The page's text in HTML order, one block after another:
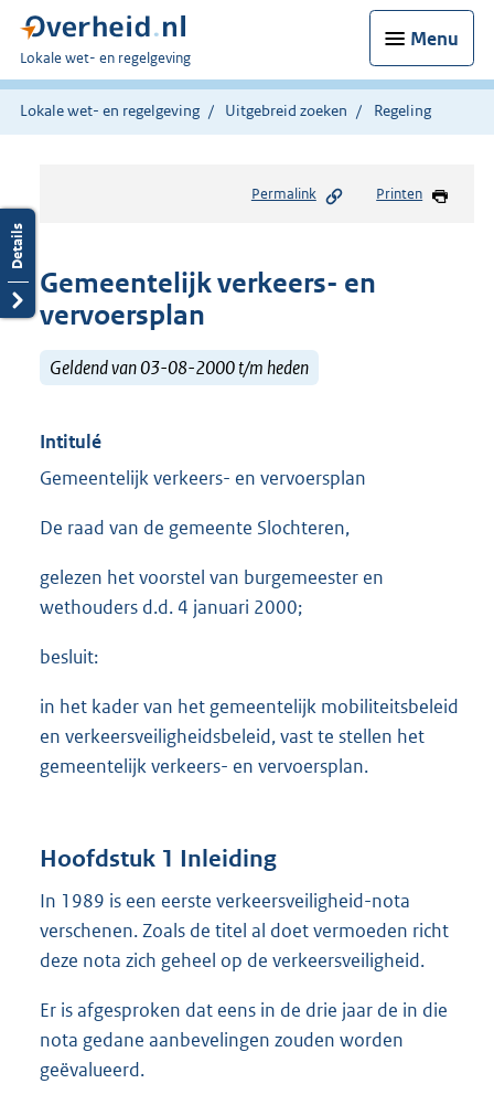
Menu
U
bent
hier:
Lokale wet- en regelgeving
Lokale wet- en regelgeving Uitgebreid zoeken Regeling
Permalink Printen
Gemeentelijk verkeers- en
vervoersplan
Geldend van 03-08-2000 t/m heden
Intitulé
Gemeentelijk verkeers- en vervoersplan
De raad van de gemeente Slochteren,
gelezen het voorstel van burgemeester en
wethouders d.d. 4 januari 2000;
besluit:
in het kader van het gemeentelijk mobiliteitsbeleid
en verkeersveiligheidsbeleid, vast te stellen het
gemeentelijk verkeers- en vervoersplan.
Hoofdstuk 1 Inleiding
In 1989 is een eerste verkeersveiligheid-nota
verschenen. Zoals de titel al doet vermoeden richt
deze nota zich geheel op de verkeersveiligheid.
Er is afgesproken dat eens in de drie jaar de in die
nota gedane aanbevelingen zouden worden
geëvalueerd.